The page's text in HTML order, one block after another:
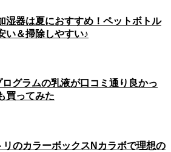
湿器は夏におすすめ！ペットボトル
い＆掃除しやすい♪
ログラムの乳液が口コミ通り良かっ
買ってみた
リのカラーボックスNカラボで理想の